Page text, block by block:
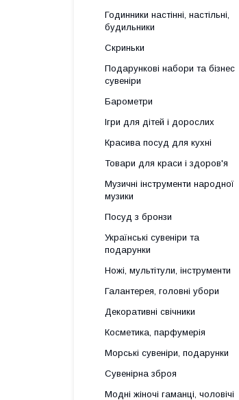
Годинники настінні, настільні,
будильники
Скриньки
Подарункові набори та бізнес
сувеніри
Барометри
Ігри для дітей і дорослих
Красива посуд для кухні
Товари для краси і здоров'я
Музичні інструменти народної
музики
Посуд з бронзи
Українські сувеніри та
подарунки
Ножі, мультітули, інструменти
Галантерея, головні убори
Декоративні свічники
Косметика, парфумерія
Морські сувеніри, подарунки
Сувенірна зброя
Модні жіночі гаманці, чоловічі